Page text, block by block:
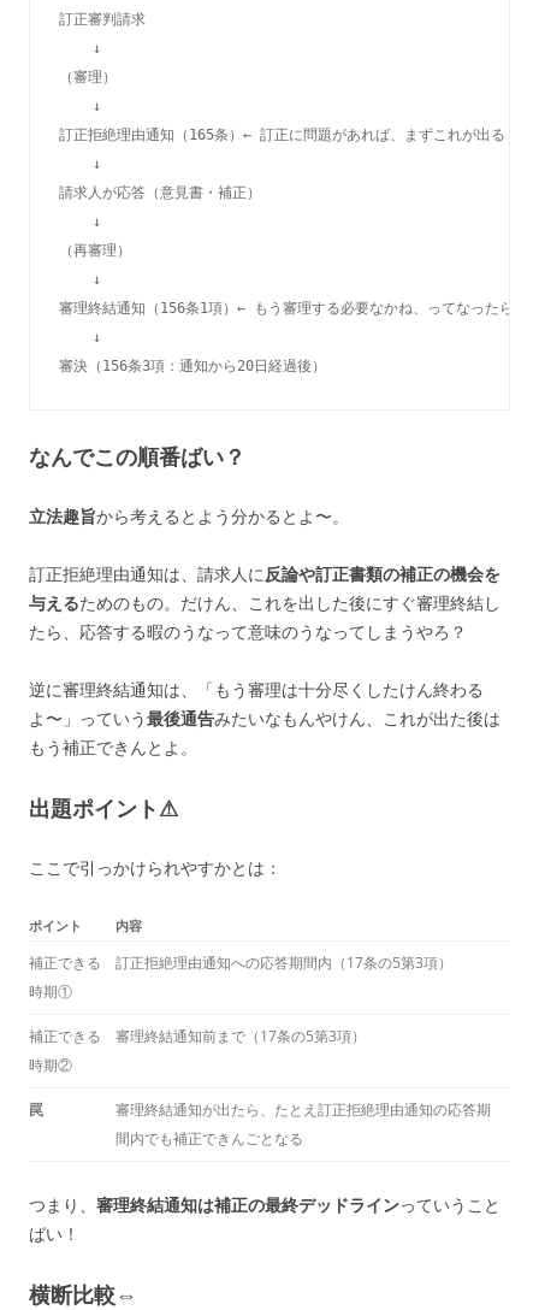
訂正審判請求
    ↓
（審理）
    ↓
訂正拒絶理由通知（165条）← 訂正に問題があれば、まずこれが出る
    ↓
請求人が応答（意見書・補正）
    ↓
（再審理）
    ↓
審理終結通知（156条1項）← もう審理する必要なかね、ってなったらこ
    ↓
なんでこの順番ばい？
立法趣旨から考えるとよう分かるとよ〜。
訂正拒絶理由通知は、請求人に反論や訂正書類の補正の機会を
与えるためのもの。だけん、これを出した後にすぐ審理終結し
たら、応答する暇のうなって意味のうなってしまうやろ？
逆に審理終結通知は、「もう審理は十分尽くしたけん終わる
よ〜」っていう最後通告みたいなもんやけん、これが出た後は
もう補正できんとよ。
出題ポイント⚠
ここで引っかけられやすかとは：
ポイント 内容
補正できる
時期①
訂正拒絶理由通知への応答期間内（17条の5第3項）
補正できる
時期②
審理終結通知前まで（17条の5第3項）
罠
審理終結通知が出たら、たとえ訂正拒絶理由通知の応答期
間内でも補正できんごとなる
つまり、 審理終結通知は補正の最終デッドラインっていうこと
ばい！
横断比較⇔